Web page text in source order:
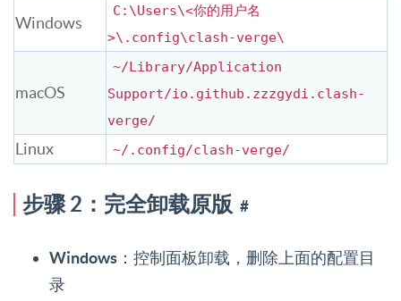
Windows
C:\Users\<你的用户名
>\.config\clash-verge\
macOS
~/Library/Application
Support/io.github.zzzgydi.clash-
verge/
Linux ~/.config/clash-verge/
步骤 2：完全卸载原版 #
Windows ：控制面板卸载，删除上面的配置目
录